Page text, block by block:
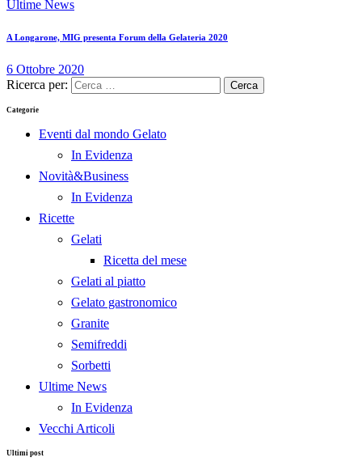
Ultime News
A Longarone, MIG presenta Forum della Gelateria 2020
6 Ottobre 2020
Ricerca per:
Categorie
Eventi dal mondo Gelato
In Evidenza
Novità&Business
In Evidenza
Ricette
Gelati
Ricetta del mese
Gelati al piatto
Gelato gastronomico
Granite
Semifreddi
Sorbetti
Ultime News
In Evidenza
Vecchi Articoli
Ultimi post